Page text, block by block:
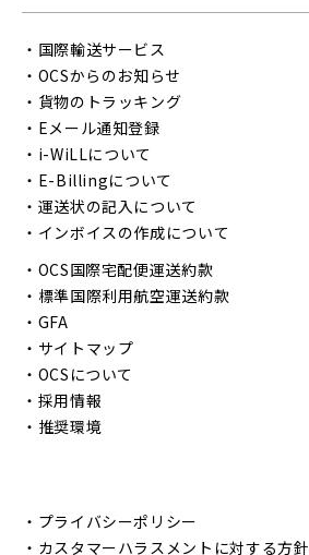
・ 国際輸送サービス
・ OCSからのお知らせ
・ 貨物のトラッキング
・ Eメール通知登録
・ i-WiLLについて
・ E-Billingについて
・ 運送状の記入について
・ インボイスの作成について
・ OCS国際宅配便運送約款
・ 標準国際利用航空運送約款
・ GFA
・ サイトマップ
・ OCSについて
・ 採用情報
・ 推奨環境
・ プライバシーポリシー
・ カスタマーハラスメントに対する方針